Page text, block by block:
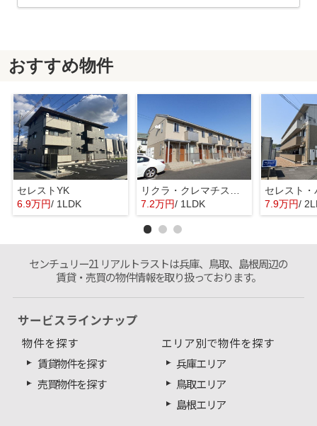
おすすめ物件
セレストYK
6.9万円/ 1LDK
7.2万円/ 1LDK
セレスト・
7.9万円/
センチュリー21 リアルトラストは兵庫、鳥取、島根周辺の
賃貸・売買の物件情報を取り扱っております。
サービスラインナップ
物件を探す
賃貸物件を探す
売買物件を探す
エリア別で物件を探す
兵庫エリア
鳥取エリア
島根エリア